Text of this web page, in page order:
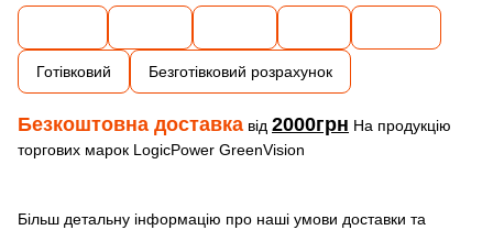
Готівковий Безготівковий розрахунок
Безкоштовна доставка від 2000грн На продукцію
торгових марок LogicPower GreenVision
Більш детальну інформацію про наші умови доставки та